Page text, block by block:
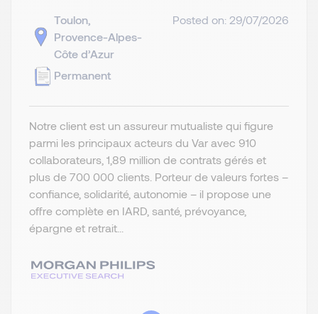
Toulon,
Provence-Alpes-
Côte d’Azur
Permanent
Posted on: 29/07/2026
Notre client est un assureur mutualiste qui figure
parmi les principaux acteurs du Var avec 910
collaborateurs, 1,89 million de contrats gérés et
plus de 700 000 clients. Porteur de valeurs fortes –
confiance, solidarité, autonomie – il propose une
offre complète en IARD, santé, prévoyance,
épargne et retrait...